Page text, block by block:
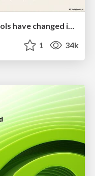
How Software Deployment tools have changed in the past 20 years
1 34k